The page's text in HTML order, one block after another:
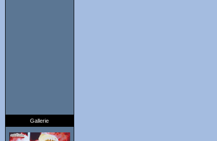
Gallerie